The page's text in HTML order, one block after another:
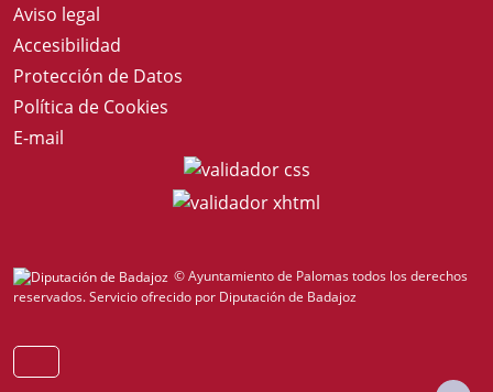
Aviso legal
Accesibilidad
Protección de Datos
Política de Cookies
E-mail
© Ayuntamiento de Palomas todos los derechos
reservados.Servicio ofrecido por Diputación de Badajoz